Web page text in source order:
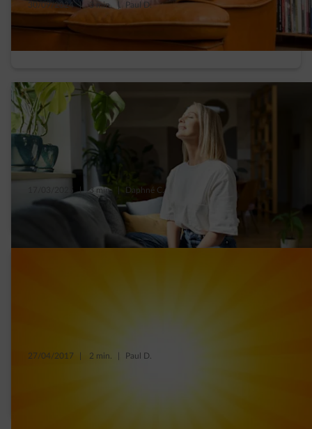
30/09/2024 | 3 min. Paul D.
Verminder je energieverbruik en verhoog je
comfort. Voor elk budget
| 3 min. Daphné C.
6 tips om meer licht in huis te krijgen
27/04/2017 2 min. Paul D.